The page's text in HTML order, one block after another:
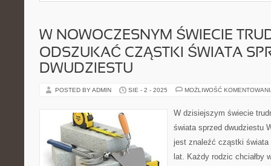
W NOWOCZESNYM ŚWIECIE
ODSZUKAĆ CZĄSTKI ŚWIATA
DWUDZIESTU
POSTED BY ADMIN SIE - 2 - 2025 MOŻLIWOŚĆ
W dzisiejszym świecie
świata sprzed dwudziestu
jest znaleźć cząstki
lat. Każdy rodzic chciałby